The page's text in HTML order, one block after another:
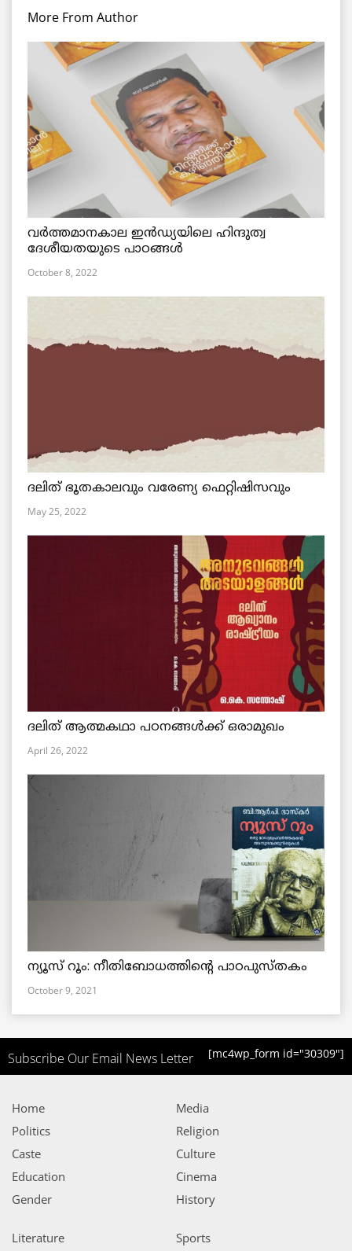
More From Author
വര്‍ത്തമാനകാല ഇൻഡ്യയിലെ ഹിന്ദുത്വ
ദേശീയതയുടെ പാഠങ്ങൾ
October 8, 2022
ദലിത് ഭൂതകാലവും വരേണ്യ ഫെറ്റിഷിസവും
May 25, 2022
ദലിത് ആത്മകഥാ പഠനങ്ങൾക്ക് ഒരാമുഖം
April 26, 2022
ന്യൂസ് റൂം: നീതിബോധത്തിന്റെ പാഠപുസ്തകം
October 9, 2021
Subscribe Our Email News Letter [mc4wp_form id="30309"]
Home
Politics
Caste
Education
Gender
Media
Religion
Culture
Cinema
History
Literature Sports